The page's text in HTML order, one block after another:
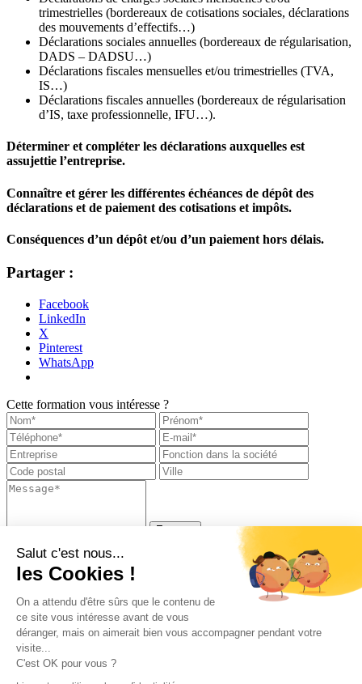
Salut c'est nous...
les Cookies !
On a attendu d'être sûrs que le contenu de
ce site vous intéresse avant de vous
déranger, mais on aimerait bien vous accompagner pendant votre
visite...
C'est OK pour vous ?
trimestrielles (bordereaux de cotisations sociales, déclarations
des mouvements d’effectifs…)
Déclarations sociales annuelles (bordereaux de régularisation,
DADS – DADSU…)
Déclarations fiscales mensuelles et/ou trimestrielles (TVA,
IS…)
Déclarations fiscales annuelles (bordereaux de régularisation
d’IS, taxe professionnelle, IFU…).
Déterminer et compléter les déclarations auxquelles est
assujettie l’entreprise.
Connaître et gérer les différentes échéances de dépôt des
déclarations et de paiement des cotisations et impôts.
Conséquences d’un dépôt et/ou d’un paiement hors délais.
Partager :
Facebook
LinkedIn
X
Pinterest
WhatsApp
Cette formation vous intéresse ?
Notre société
Nos agences
Actualités
Recrutement
Contact